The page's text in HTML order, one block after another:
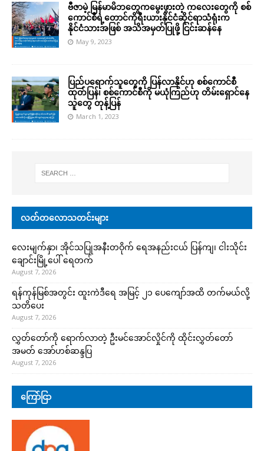
ဗီဇာမဲ့ မြန်မာမိဘတွေကမွေးဖွားတဲ့ ကလေးတွေကို စစ်
ကောင်စီရဲ့တောင်ကိုရီးယားနိုင်ငံဆိုင်ရာသံရုံးက
နိုင်ငံသားအဖြစ် အသိအမှတ်ပြုဖို့ ငြင်းဆန်နေ
May 9, 2023
ပြည်ပရောက်သူတွေကို ပြန်လာနိုင်ဟု စစ်ကောင်စီ
ထုတ်ပြန်၊ စစ်ကောင်စီကို မယုံကြည်ဟု တိမ်းရှောင်နေ
သူတွေ တုန့်ပြန်
March 1, 2023
လတ်တလောသတင်းများ
လေးမျက်နှာ၊ အိုင်သပြုအနီးတဝိုက် ရေအနည်းငယ် ပြန်ကျ၊ ငါးသိုင်း
ချောင်းမြို့ပေါ် ရေတက်
August 7, 2026
ရန်ကုန်မြစ်အတွင်း ထူးကဲဒီရေ အ​မြင့် ၂၁ ပေကျော်အထိ တက်မယ်လို့
သတိပေး
August 7, 2026
လွှတ်တော်ကို ရောက်လာတဲ့ ဦးမင်အောင်လှိုင်ကို ထိုင်းလွှတ်တော်
အမတ် အော်ဟစ်ဆန္ဒပြ
August 7, 2026
ကြော်ငြာ